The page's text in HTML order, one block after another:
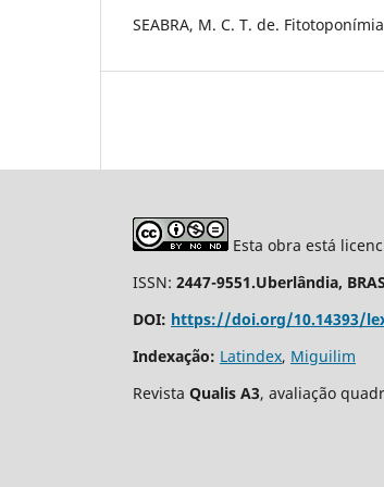
SEABRA, M. C. T. de.
Esta obra está
ISSN: 2447-9551.Uberlândia,
DOI: https://doi.org/10.14393/
Indexação: Latindex, Miguilim
Revista Qualis A3, avaliação